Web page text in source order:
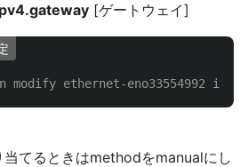
[ゲートウェイ]
modify ethernet-eno33554992
当てるときはmethodをmanualにし